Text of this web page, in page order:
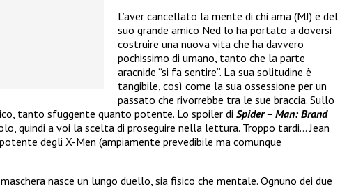
L’aver cancellato la mente di chi ama (MJ) e del
suo grande amico Ned lo ha portato a doversi
costruire una nuova vita che ha davvero
pochissimo di umano, tanto che la parte
aracnide “si fa sentire”. La sua solitudine è
tangibile, così come la sua ossessione per un
passato che rivorrebbe tra le sue braccia. Sullo
tanto sfuggente quanto potente. Lo spoiler di Spider – Man: Brand
quindi a voi la scelta di proseguire nella lettura. Troppo tardi… Jean
degli X-Men (ampiamente prevedibile ma comunque
nasce un lungo duello, sia fisico che mentale. Ognuno dei due